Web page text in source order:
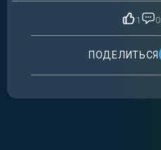
1 0
ПОДЕЛИТЬСЯ